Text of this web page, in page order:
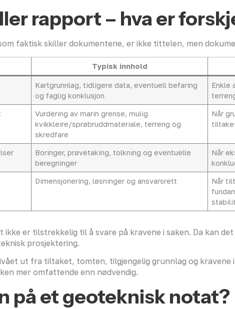
rapport – hva er
faktisk skiller dokumentene, er ikke tittelen, men
Typisk innhold
Kartgrunnlag, tidligere data, eventuell befaring
og faglig konklusjon
Enkle
Vurdering av marin grense, mulig
kvikkleire/sprøbruddmateriale, terreng og
skredfare
Når
Boringer, prøvetaking, tolkning og eventuelle
beregninger
Når
Dimensjonering, løsninger og ansvarsrett
Når
er tilstrekkelig til å svare på kravene i saken. Da kan
prosjektering.
ut fra tiltaket, tomten, tilgjengelig grunnlag og
mer omfattende enn nødvendig.
på et geoteknisk notat?